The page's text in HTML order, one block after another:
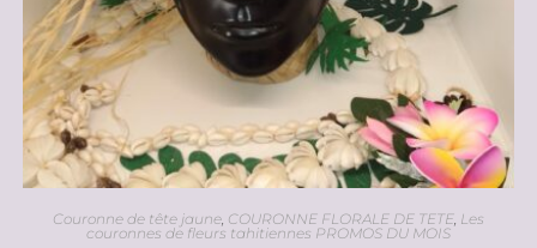
Couronne de tête jaune COURONNE FLORALE DE TETE Les
couronnes de fleurs tahitiennes PROMOS DU MOIS